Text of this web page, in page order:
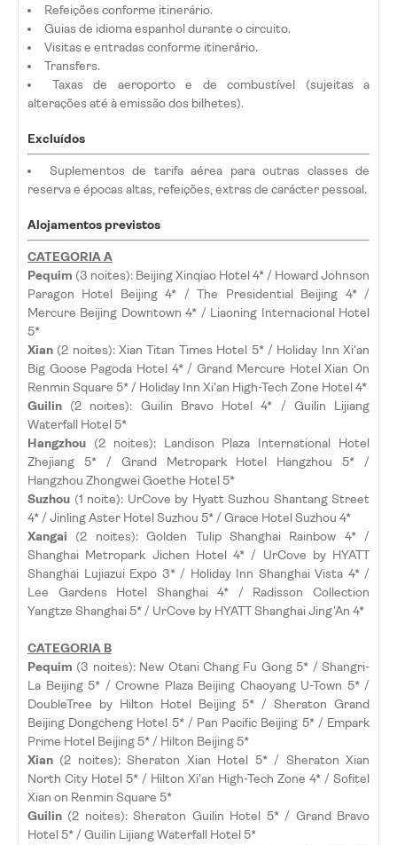
Refeições conforme itinerário.
Guias de idioma espanhol durante o circuito.
Visitas e entradas conforme itinerário.
Transfers.
Taxas de aeroporto e de combustível (sujeitas a
alterações até à emissão dos bilhetes).
Excluídos
Suplementos de tarifa aérea para outras classes de
reserva e épocas altas, refeições, extras de carácter pessoal.
Alojamentos previstos
CATEGORIA A
Pequim (3 noites): Beijing Xinqiao Hotel 4* / Howard Johnson
Paragon Hotel Beijing 4* / The Presidential Beijing 4* /
Mercure Beijing Downtown 4* / Liaoning Internacional Hotel
5*
Xian (2 noites): Xian Titan Times Hotel 5* / Holiday Inn Xi'an
Big Goose Pagoda Hotel 4* / Grand Mercure Hotel Xian On
Renmin Square 5* / Holiday Inn Xi'an High-Tech Zone Hotel 4*
Guilin (2 noites): Guilin Bravo Hotel 4* / Guilin Lijiang
Waterfall Hotel 5*
Hangzhou (2 noites): Landison Plaza International Hotel
Zhejiang 5* / Grand Metropark Hotel Hangzhou 5* /
Hangzhou Zhongwei Goethe Hotel 5*
Suzhou (1 noite): UrCove by Hyatt Suzhou Shantang Street
4* / Jinling Aster Hotel Suzhou 5* / Grace Hotel Suzhou 4*
Xangai (2 noites): Golden Tulip Shanghai Rainbow 4* /
Shanghai Metropark Jichen Hotel 4* / UrCove by HYATT
Shanghai Lujiazui Expo 3* / Holiday Inn Shanghai Vista 4* /
Lee Gardens Hotel Shanghai 4* / Radisson Collection
Yangtze Shanghai 5* / UrCove by HYATT Shanghai Jing'An 4*
CATEGORIA B
Pequim (3 noites): New Otani Chang Fu Gong 5* / Shangri-
La Beijing 5* / Crowne Plaza Beijing Chaoyang U-Town 5* /
DoubleTree by Hilton Hotel Beijing 5* / Sheraton Grand
Beijing Dongcheng Hotel 5* / Pan Pacific Beijing 5* / Empark
Prime Hotel Beijing 5* / Hilton Beijing 5*
Xian (2 noites): Sheraton Xian Hotel 5* / Sheraton Xian
North City Hotel 5* / Hilton Xi'an High-Tech Zone 4* / Sofitel
Xian on Renmin Square 5*
Guilin (2 noites): Sheraton Guilin Hotel 5* / Grand Bravo
Hotel 5* / Guilin Lijiang Waterfall Hotel 5*